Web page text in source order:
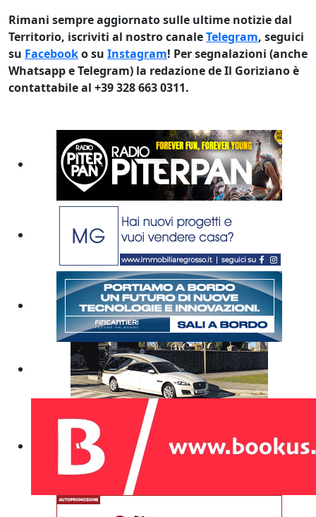
Rimani sempre aggiornato sulle ultime notizie dal
Territorio, iscriviti al nostro canaleTelegram, seguici
su Facebooko su Instagram! Per segnalazioni (anche
Whatsapp e Telegram) la redazione de Il Goriziano è
contattabile al +39 328 663 0311.